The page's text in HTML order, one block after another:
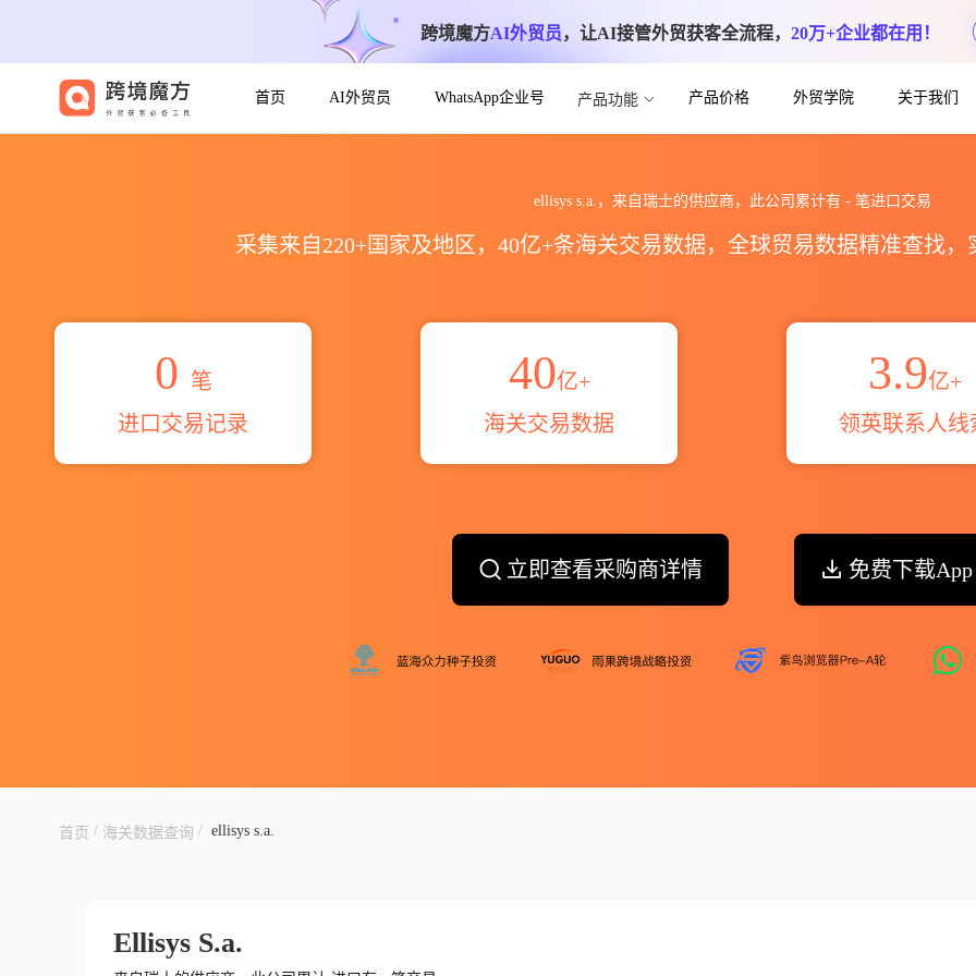
跨境魔方AI外贸员，让AI接管外贸获客全流程， 20万+企业都在用！
首页 AI外贸员 WhatsApp企业号 产品功能 产品价格 外贸学院 关于我们
ellisys s.a.，来自瑞士的供应商，此公司累计有 -笔进口交易
采集来自220+国家及地区，40亿+条海关交易数据，全球贸易数据精准查找
0 笔
进口交易记录
40亿+
海关交易数据
3.9亿+
领英联系人线
立即查看采购商详情 免费下载App
首页 / 海关数据查询 / ellisys s.a.
Ellisys S.a.